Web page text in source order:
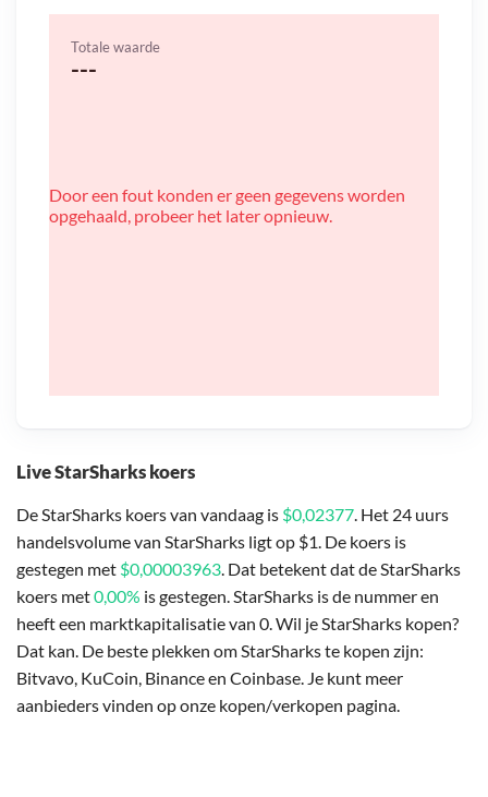
Live StarSharks koers
De StarSharks koers van vandaag is $0,02377. Het 24 uurs
handelsvolume van StarSharks ligt op $1. De koers is
gestegen met $0,00003963. Dat betekent dat de StarSharks
koers met0,00% is gestegen. StarSharks is de nummer en
heeft een marktkapitalisatie van 0. Wil je StarSharks kopen?
Dat kan. De beste plekken om StarSharks te kopen zijn:
Bitvavo, KuCoin, Binance en Coinbase. Je kunt meer
aanbieders vinden op onze kopen/verkopen pagina.
Totale waarde
---
Door een fout konden er geen gegevens worden
opgehaald, probeer het later opnieuw.